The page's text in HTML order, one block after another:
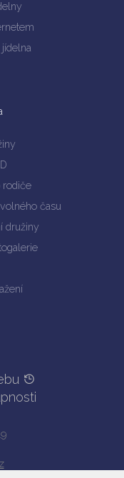
rodiče
času
družiny